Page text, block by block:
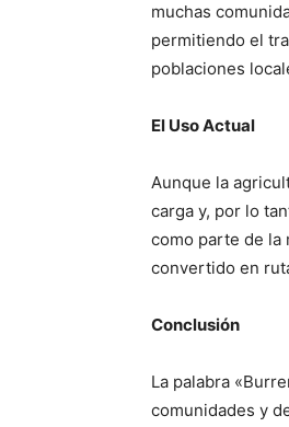
muchas
permitiendo el
poblaciones
El Uso Actual
Aunque la
carga y, por lo
como parte de la
convertido en
Conclusión
La palabra
comunidades y